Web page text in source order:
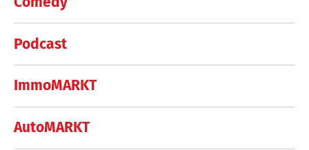
Podcast
ImmoMARKT
AutoMARKT